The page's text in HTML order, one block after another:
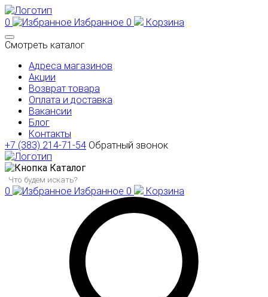
0 Избранное 0
Корзина
Смотреть каталог
Адреса магазинов
Акции
Возврат товара
Оплата и доставка
Вакансии
Блог
Контакты
+7 (383) 214-71-54 Обратный звонок
Каталог
0 Избранное 0 Корзина